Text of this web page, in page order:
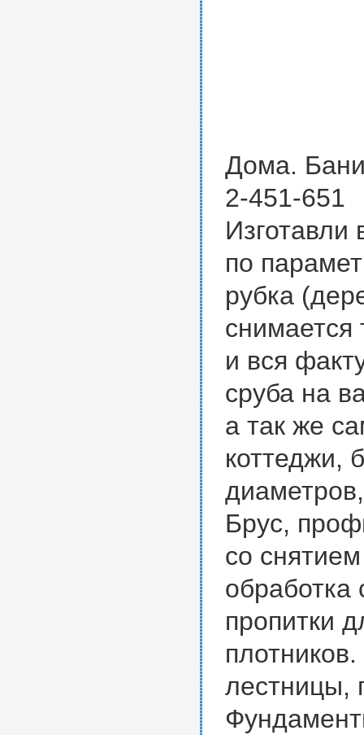
Дома.
2-451-651
Изготавли
по
рубка
снимается
и вся
сруба на
а так же
коттеджи,
Брус,
со
пропитки
лестницы,